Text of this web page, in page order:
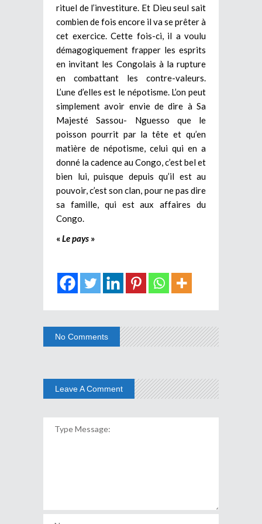
rituel de l’investiture. Et Dieu seul sait
combien de fois encore il va se prêter à
cet exercice. Cette fois-ci, il a voulu
démagogiquement frapper les esprits
en invitant les Congolais à la rupture
en combattant les contre-valeurs.
L’une d’elles est le népotisme. L’on peut
simplement avoir envie de dire à Sa
Majesté Sassou- Nguesso que le
poisson pourrit par la tête et qu’en
matière de népotisme, celui qui en a
donné la cadence au Congo, c’est bel et
bien lui, puisque depuis qu’il est au
pouvoir, c’est son clan, pour ne pas dire
sa famille, qui est aux affaires du
Congo.
«Le pays »
No Comments
Leave A Comment